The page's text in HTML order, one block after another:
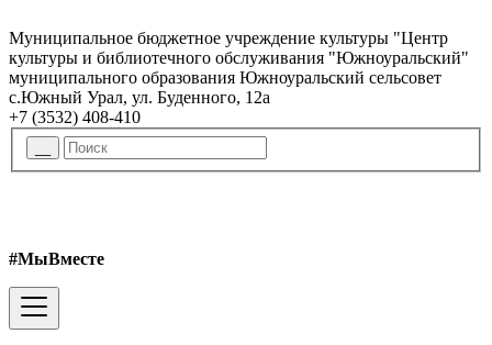
Муниципальное бюджетное учреждение культуры "Центр
культуры и библиотечного обслуживания "Южноуральский"
муниципального образования Южноуральский сельсовет
с.Южный Урал, ул. Буденного, 12а
+7 (3532) 408-410
#МыВместе